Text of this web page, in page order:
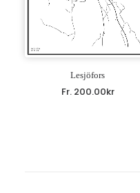
Lesjöfors
Fr. 200.00kr